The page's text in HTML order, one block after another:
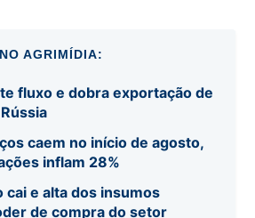
AGRIMÍDIA:
fluxo e dobra exportação de
caem no início de agosto,
inflam 28%
cai e alta dos insumos
de compra do setor